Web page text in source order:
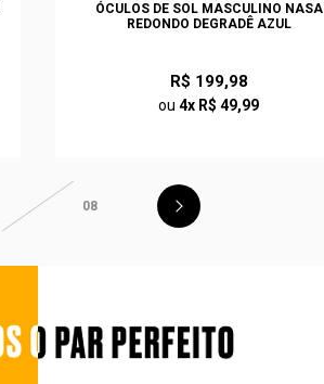
ÓCULOS DE SOL MASCULINO NASA
REDONDO DEGRADÊ AZUL
R$ 199,98
ou4x R$ 49,99
08